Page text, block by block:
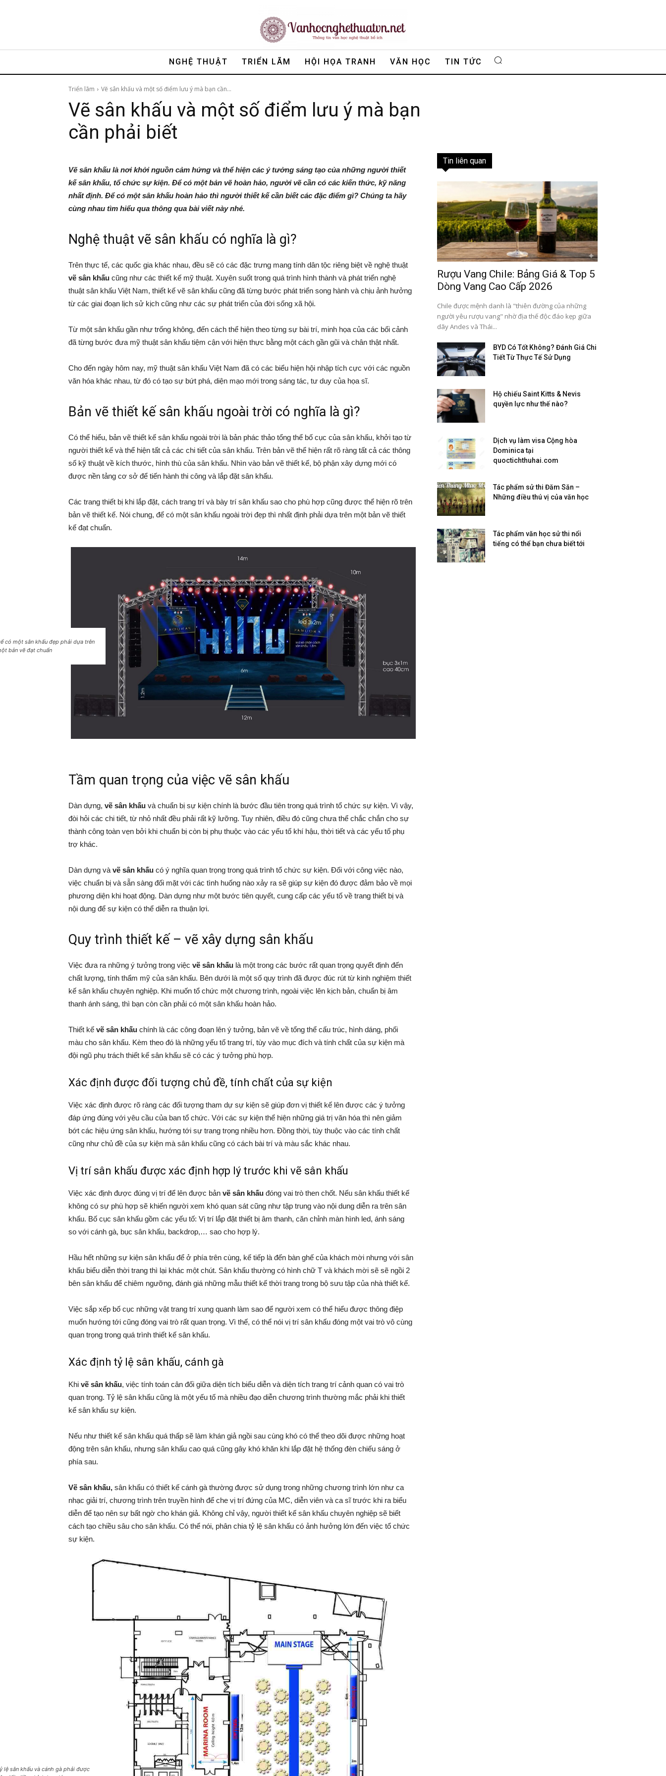
NGHỆ THUẬT TRIỂN LÃM HỘI HỌA TRANH VĂN HỌC TIN TỨC
Triển lãm Vẽ sân khấu và một số điểm lưu ý mà bạn cần...
Vẽ sân khấu và một số điểm lưu ý mà bạn
cần phải biết
Vẽ sân khấu là nơi khởi nguồn cảm hứng và thể hiện các ý tưởng sáng tạo của những người thiết
kế sân khấu, tổ chức sự kiện. Để có một bản vẽ hoàn hảo, người vẽ cần có các kiến thức, kỹ năng
nhất định. Để có một sân khấu hoàn hảo thì người thiết kế cần biết các đặc điểm gì? Chúng ta hãy
cùng nhau tìm hiểu qua thông qua bài viết này nhé.
Nghệ thuật vẽ sân khấu có nghĩa là gì?
Trên thực tế, các quốc gia khác nhau, đều sẽ có các đặc trưng mang tính dân tộc riêng biệt về nghệ thuật
vẽ sân khấu cũng như các thiết kế mỹ thuật. Xuyên suốt trong quá trình hình thành và phát triển nghệ
thuật sân khấu Việt Nam, thiết kế vẽ sân khấu cũng đã từng bước phát triển song hành và chịu ảnh hưởng
từ các giai đoạn lịch sử kịch cũng như các sự phát triển của đời sống xã hội.
Từ một sân khấu gần như trống không, đến cách thể hiện theo từng sự bài trí, minh họa của các bối cảnh
đã từng bước đưa mỹ thuật sân khấu tiệm cận với hiện thực bằng một cách gần gũi và chân thật nhất.
Cho đến ngày hôm nay, mỹ thuật sân khấu Việt Nam đã có các biểu hiện hội nhập tích cực với các nguồn
văn hóa khác nhau, từ đó có tạo sự bứt phá, diện mạo mới trong sáng tác, tư duy của họa sĩ.
Bản vẽ thiết kế sân khấu ngoài trời có nghĩa là gì?
Có thể hiểu, bản vẽ thiết kế sân khấu ngoài trời là bản phác thảo tổng thể bố cục của sân khấu, khởi tạo từ
người thiết kế và thể hiện tất cả các chi tiết của sân khấu. Trên bản vẽ thể hiện rất rõ ràng tất cả các thông
số kỹ thuật về kích thước, hình thù của sân khấu. Nhìn vào bản vẽ thiết kế, bộ phận xây dựng mới có
được nền tảng cơ sở để tiến hành thi công và lắp đặt sân khấu.
Các trang thiết bị khi lắp đặt, cách trang trí và bày trí sân khấu sao cho phù hợp cũng được thể hiện rõ trên
bản vẽ thiết kế. Nói chung, để có một sân khấu ngoài trời đẹp thì nhất định phải dựa trên một bản vẽ thiết
kế đạt chuẩn.
có một sân khấu đẹp phải dựa trên
bản vẽ đạt chuẩn
Tầm quan trọng của việc vẽ sân khấu
Dàn dựng, vẽ sân khấu và chuẩn bị sự kiện chính là bước đầu tiên trong quá trình tổ chức sự kiện. Vì vậy,
đòi hỏi các chi tiết, từ nhỏ nhất đều phải rất kỹ lưỡng. Tuy nhiên, điều đó cũng chưa thể chắc chắn cho sự
thành công toàn vẹn bởi khi chuẩn bị còn bị phụ thuộc vào các yếu tố khí hậu, thời tiết và các yếu tố phụ
trợ khác.
Dàn dựng và vẽ sân khấu có ý nghĩa quan trọng trong quá trình tổ chức sự kiện. Đối với công việc nào,
việc chuẩn bị và sẵn sàng đối mặt với các tình huống nào xảy ra sẽ giúp sự kiện đó được đảm bảo về mọi
phương diện khi hoạt động. Dàn dựng như một bước tiên quyết, cung cấp các yếu tố về trang thiết bị và
nội dung để sự kiện có thể diễn ra thuận lợi.
Quy trình thiết kế – vẽ xây dựng sân khấu
Việc đưa ra những ý tưởng trong việc vẽ sân khấu là một trong các bước rất quan trọng quyết định đến
chất lượng, tính thẩm mỹ của sân khấu. Bên dưới là một số quy trình đã được đúc rút từ kinh nghiệm thiết
kế sân khấu chuyên nghiệp. Khi muốn tổ chức một chương trình, ngoài việc lên kịch bản, chuẩn bị âm
thanh ánh sáng, thì bạn còn cần phải có một sân khấu hoàn hảo.
Thiết kế vẽ sân khấu chính là các công đoạn lên ý tưởng, bản vẽ về tổng thể cấu trúc, hình dáng, phối
màu cho sân khấu. Kèm theo đó là những yếu tố trang trí, tùy vào mục đích và tính chất của sự kiện mà
đội ngũ phụ trách thiết kế sân khấu sẽ có các ý tưởng phù hợp.
Xác định được đối tượng chủ đề, tính chất của sự kiện
Việc xác định được rõ ràng các đối tượng tham dự sự kiện sẽ giúp đơn vị thiết kế lên được các ý tưởng
đáp ứng đúng với yêu cầu của ban tổ chức. Với các sự kiện thể hiện những giá trị văn hóa thì nên giảm
bớt các hiệu ứng sân khấu, hướng tới sự trang trọng nhiều hơn. Đồng thời, tùy thuộc vào các tính chất
cũng như chủ đề của sự kiện mà sân khấu cũng có cách bài trí và màu sắc khác nhau.
Vị trí sân khấu được xác định hợp lý trước khi vẽ sân khấu
Việc xác định được đúng vị trí để lên được bản vẽ sân khấu đóng vai trò then chốt. Nếu sân khấu thiết kế
không có sự phù hợp sẽ khiến người xem khó quan sát cũng như tập trung vào nội dung diễn ra trên sân
khấu. Bố cục sân khấu gồm các yếu tố: Vị trí lắp đặt thiết bị âm thanh, căn chỉnh màn hình led, ánh sáng
so với cánh gà, bục sân khấu, backdrop,… sao cho hợp lý.
Hầu hết những sự kiện sân khấu để ở phía trên cùng, kế tiếp là đến bàn ghế của khách mời nhưng với sân
khấu biểu diễn thời trang thì lại khác một chút. Sân khấu thường có hình chữ T và khách mời sẽ sẽ ngồi 2
bên sân khấu để chiêm ngưỡng, đánh giá những mẫu thiết kế thời trang trong bộ sưu tập của nhà thiết kế.
Việc sắp xếp bố cục những vật trang trí xung quanh làm sao để người xem có thể hiểu được thông điệp
muốn hướng tới cũng đóng vai trò rất quan trọng. Vì thế, có thể nói vị trí sân khấu đóng một vai trò vô cùng
quan trọng trong quá trình thiết kế sân khấu.
Xác định tỷ lệ sân khấu, cánh gà
Khi vẽ sân khấu, việc tính toán cân đối giữa diện tích biểu diễn và diện tích trang trí cảnh quan có vai trò
quan trọng. Tỷ lệ sân khấu cũng là một yếu tố mà nhiều đạo diễn chương trình thường mắc phải khi thiết
kế sân khấu sự kiện.
Nếu như thiết kế sân khấu quá thấp sẽ làm khán giả ngồi sau cùng khó có thể theo dõi được những hoạt
động trên sân khấu, nhưng sân khấu cao quá cũng gây khó khăn khi lắp đặt hệ thống đèn chiếu sáng ở
phía sau.
Vẽ sân khấu, sân khấu có thiết kế cánh gà thường được sử dụng trong những chương trình lớn như ca
nhạc giải trí, chương trình trên truyền hình để che vị trí đứng của MC, diễn viên và ca sĩ trước khi ra biểu
diễn để tạo nên sự bất ngờ cho khán giả. Không chỉ vậy, người thiết kế sân khấu chuyên nghiệp sẽ biết
cách tạo chiều sâu cho sân khấu. Có thể nói, phân chia tỷ lệ sân khấu có ảnh hưởng lớn đến việc tổ chức
sự kiện.
lệ sân khấu và cánh gà phải được
Tin liên quan
Rượu Vang Chile: Bảng Giá & Top 5
Dòng Vang Cao Cấp 2026
Chile được mệnh danh là "thiên đường của những
người yêu rượu vang" nhờ địa thế độc đáo kẹp giữa
dãy Andes và Thái...
BYD Có Tốt Không? Đánh Giá Chi
Tiết Từ Thực Tế Sử Dụng
Hộ chiếu Saint Kitts & Nevis
quyền lực như thế nào?
Dịch vụ làm visa Cộng hòa
Dominica tại
quoctichthuhai.com
Tác phẩm sử thi Đăm Săn –
Những điều thú vị của văn học
Tác phẩm văn học sử thi nổi
tiếng có thể bạn chưa biết tới